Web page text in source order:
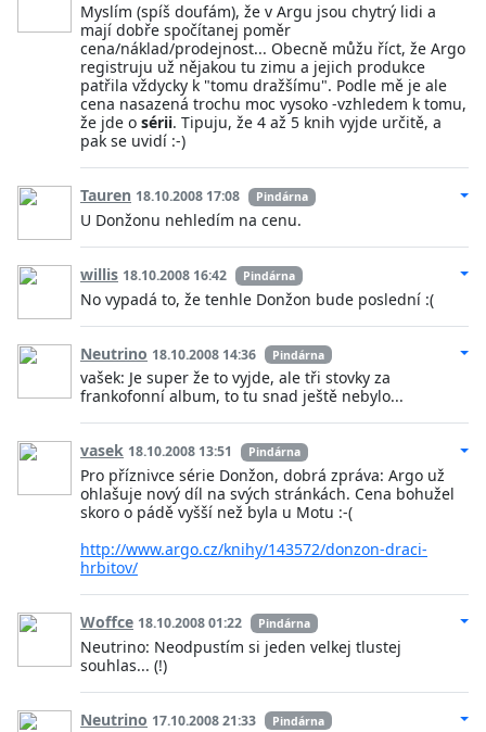
Myslím (spíš doufám), že v Argu jsou chytrý lidi a
mají dobře spočítanej poměr
cena/náklad/prodejnost... Obecně můžu říct, že Argo
registruju už nějakou tu zimu a jejich produkce
patřila vždycky k "tomu dražšímu". Podle mě je ale
cena nasazená trochu moc vysoko -vzhledem k tomu,
že jde o sérii. Tipuju, že 4 až 5 knih vyjde určitě, a
pak se uvidí :-)
Tauren 18.10.2008 17:08 Pindárna
U Donžonu nehledím na cenu.
willis 18.10.2008 16:42 Pindárna
No vypadá to, že tenhle Donžon bude poslední :(
Neutrino 18.10.2008 14:36 Pindárna
vašek: Je super že to vyjde, ale tři stovky za
frankofonní album, to tu snad ještě nebylo...
vasek 18.10.2008 13:51 Pindárna
Pro příznivce série Donžon, dobrá zpráva: Argo už
ohlašuje nový díl na svých stránkách. Cena bohužel
skoro o pádě vyšší než byla u Motu :-(
http://www.argo.cz/knihy/143572/donzon-draci-
hrbitov/
Woffce 18.10.2008 01:22 Pindárna
Neutrino: Neodpustím si jeden velkej tlustej
souhlas... (!)
Neutrino 17.10.2008 21:33 Pindárna